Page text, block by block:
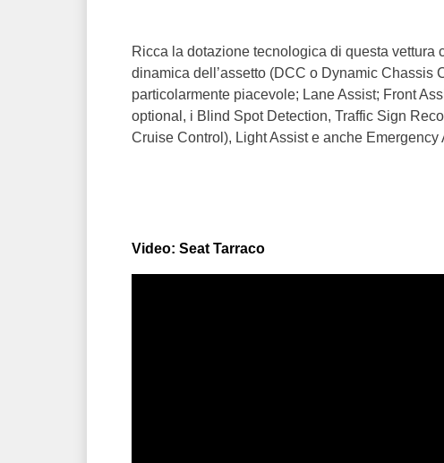
Ricca la dotazione tecnologica di questa
dinamica dell’assetto (DCC o Dynamic Chassis
particolarmente piacevole; Lane Assist; Front
optional, i Blind Spot Detection, Traffic Sign
Cruise Control), Light Assist e anche Emergency
Video: Seat Tarraco